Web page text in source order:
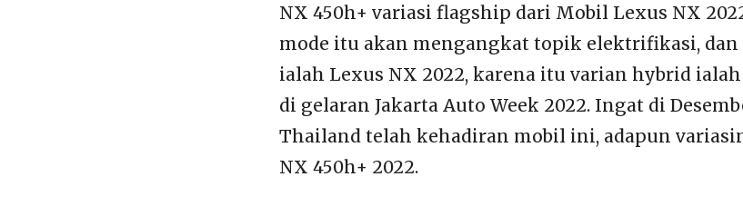
NX 450h+ variasi flagship dari Mobil Lexus NX
mode itu akan mengangkat topik elektrifikasi,
ialah Lexus NX 2022, karena itu varian hybrid
di gelaran Jakarta Auto Week 2022. Ingat di
Thailand telah kehadiran mobil ini, adapun
NX 450h+ 2022.